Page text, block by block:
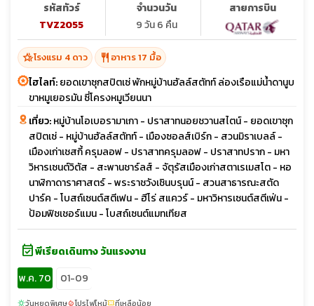
รหัสทัวร์
TVZ2055
จำนวนวัน
9 วัน 6 คืน
สายการบิน
hotel_classโรงแรม 4 ดาว restaurant อาหาร 17 มื้อ
ไฮไลท์:ยอดเขาซุกสปิตเซ่ พักหมู่บ้านฮัลล์สตัทท์ ล่องเรือแม่น้ำดานูบ
ขาหมูเยอรมัน ซี่โครงหมูเวียนนา
เที่ยว:หมู่บ้านโอเบอรามาเกา - ปราสาทนอยชวานสไตน์ - ยอดเขาซุก
สปิตเซ่ - หมู่บ้านฮัลล์สตัทท์ - เมืองซอลส์เบิร์ก - สวนมิราเบลล์ -
เมืองเก่าเชสกี้ ครุมลอฟ - ปราสาทครุมลอฟ - ปราสาทปราก - มหา
วิหารเซนต์วิตัส - สะพานชาร์ลส์ - จัตุรัสเมืองเก่าสตาเรเมสโต - หอ
นาฬิกาดาราศาสตร์ - พระราชวังเชินบรุนน์ - สวนสาธารณะสตัด
ปาร์ค - โบสถ์เซนต์สตีเฟน - ฮีโร่ สแควร์ - มหาวิหารเซนต์สตีเฟ่น -
ป้อมฟิชเชอร์แมน - โบสถ์เซนต์แมทเทียส
event_availableพีเรียดเดินทาง วันแรงงาน
พ.ค. 70
01-09
sunnyวันหยุดพิเศษlocal_fire_departmentโปรไฟไหม้confirmation_numberที่เหลือน้อย